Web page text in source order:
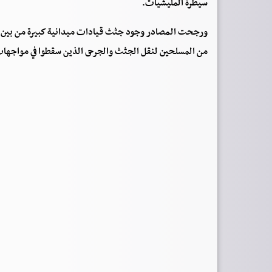
ورجحت المصادر وجود جثث قيادات ميدانية كبيرة من بين
من المسلحين لنقل الجثث والجرحى الذين سقطوا في